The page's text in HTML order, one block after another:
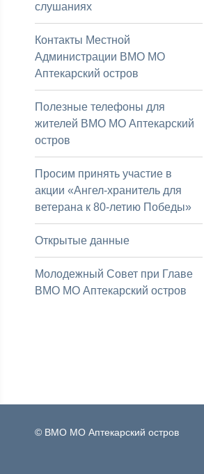
слушаниях
Контакты Местной
Администрации ВМО МО
Аптекарский остров
Полезные телефоны для
жителей ВМО МО Аптекарский
остров
Просим принять участие в
акции «Ангел-хранитель для
ветерана к 80-летию Победы»
Открытые данные
Молодежный Совет при Главе
ВМО МО Аптекарский остров
© ВМО МО Аптекарский остров